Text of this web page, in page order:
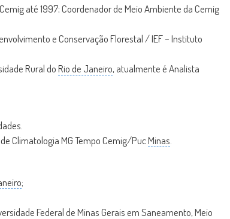
até 1997; Coordenador de Meio Ambiente da Cemig
e Conservação Florestal / IEF – Instituto
Rural doRio de Janeiro, atualmente é Analista
Climatologia MG Tempo Cemig/PucMinas
;
Federal de Minas Gerais em Saneamento, Meio